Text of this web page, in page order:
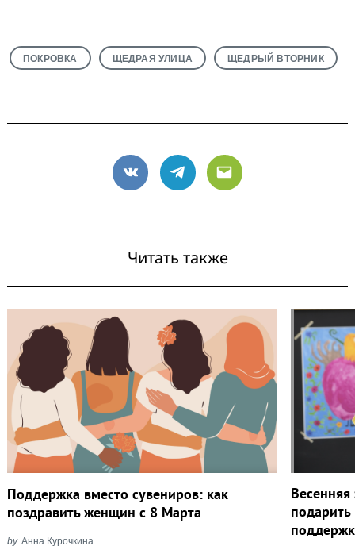
ПОКРОВКА ЩЕДРАЯ УЛИЦА ЩЕДРЫЙ ВТОРНИК
VK Telegram
Email
Читать также
Поддержка вместо сувениров: как
поздравить женщин с 8 Марта
by Анна Курочкина